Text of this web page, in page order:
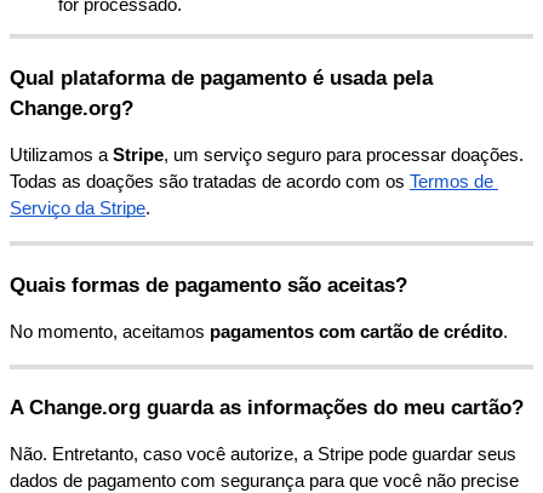
for processado.
Qual plataforma de pagamento é usada pela
Change.org?
Utilizamos a Stripe, um serviço seguro para processar doações.
Todas as doações são tratadas de acordo com os Termos de
Serviço da Stripe.
Quais formas de pagamento são aceitas?
No momento, aceitamos pagamentos com cartão de crédito.
A Change.org guarda as informações do meu cartão?
Não. Entretanto, caso você autorize, a Stripe pode guardar seus
dados de pagamento com segurança para que você não precise